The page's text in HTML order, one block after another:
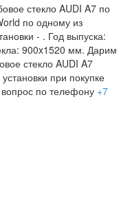
стекло AUDI A7 по
по одному из
- . Год выпуска:
900x1520 мм. Дарим
стекло AUDI A7
при покупке
по телефону +7